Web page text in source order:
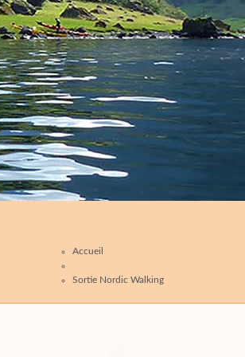
Accueil
Sortie Nordic Walking